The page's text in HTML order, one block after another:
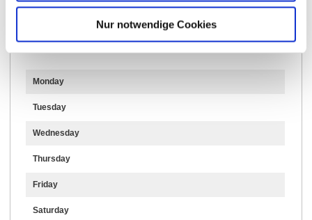
Nur notwendige Cookies
Opening hours
03.06.2026 to 31.12.2050
Monday
Tuesday
Wednesday
Thursday
Friday
Saturday